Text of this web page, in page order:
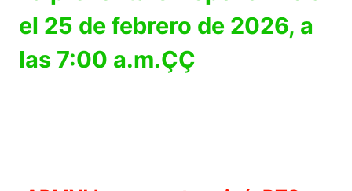
el 25 de febrero de 2026, a
las 7:00 a.m.ÇÇ